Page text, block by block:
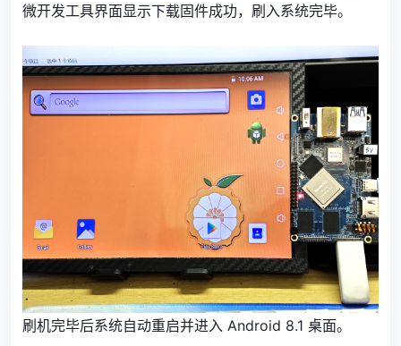
微开发工具界面显示下载固件成功，刷入系统完毕。
刷机完毕后系统自动重启并进入 Android 8.1 桌面。